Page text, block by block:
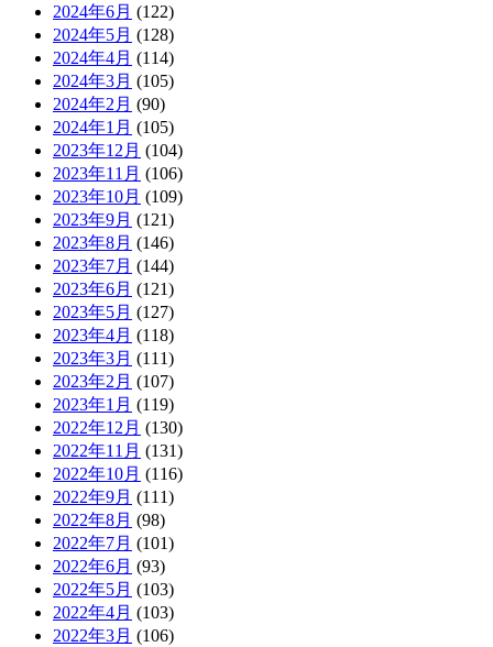
2024年6月 (122)
2024年5月 (128)
2024年4月 (114)
2024年3月 (105)
2024年2月 (90)
2024年1月 (105)
2023年12月 (104)
2023年11月 (106)
2023年10月 (109)
2023年9月 (121)
2023年8月 (146)
2023年7月 (144)
2023年6月 (121)
2023年5月 (127)
2023年4月 (118)
2023年3月 (111)
2023年2月 (107)
2023年1月 (119)
2022年12月 (130)
2022年11月 (131)
2022年10月 (116)
2022年9月 (111)
2022年8月 (98)
2022年7月 (101)
2022年6月 (93)
2022年5月 (103)
2022年4月 (103)
2022年3月 (106)